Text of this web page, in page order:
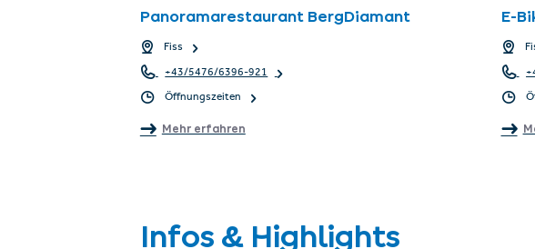
Panoramarestaurant BergDiamant
Fiss
+43/5476/6396-921
Öffnungszeiten
Mehr erfahren
E-
Infos & Highlights